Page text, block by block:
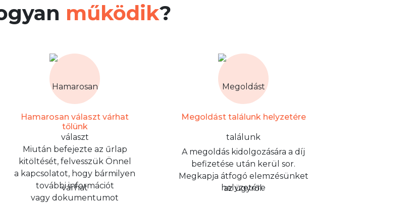
működik?
Hamarosan választ várhat
tőlünk
Miután befejezte az űrlap
kitöltését, felvesszük Önnel
a kapcsolatot, hogy bármilyen
további információt
vagy dokumentumot
Megoldást találunk helyzetére
A megoldás kidolgozására a díj
befizetése után kerül sor.
Megkapja átfogó elemzésünket
az ügyről.